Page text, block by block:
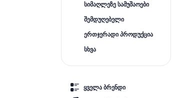
სიმაღლეზე სამუშაოები
შემდუღებელი
ერთჯერადი პროდუქცია
სხვა
ყველა ბრენდი